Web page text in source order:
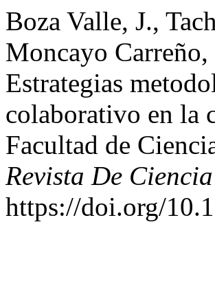
Boza Valle, J.,
Moncayo
Estrategias
colaborativo en la
Facultad de
Revista De
https://doi.org/